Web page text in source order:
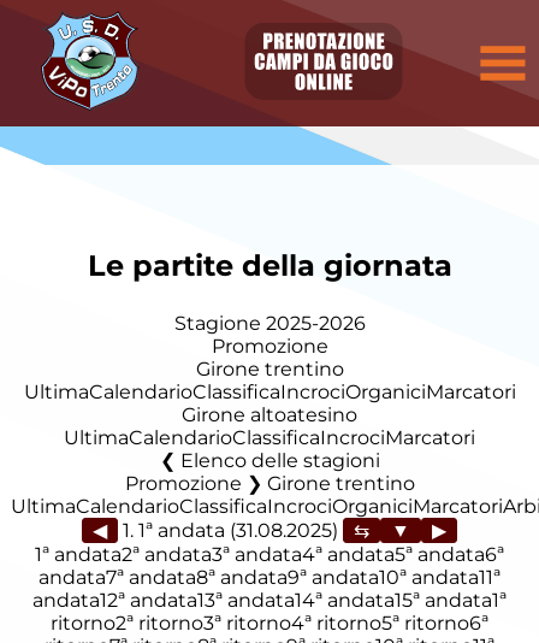
Le partite della giornata
Stagione 2025-2026
Promozione
Girone trentino
UltimaCalendarioClassificaIncrociOrganiciMarcatori
Girone altoatesino
UltimaCalendarioClassificaIncrociMarcatori
Elenco delle stagioni
Promozione ❯ Girone trentino
UltimaCalendarioClassificaIncrociOrganiciMarcatori
◀
1. 1ª andata (31.08.2025)
▶
1ª andata2ª andata3ª andata4ª andata5ª andata6ª
andata7ª andata8ª andata9ª andata10ª andata11ª
andata12ª andata13ª andata14ª andata15ª andata1ª
ritorno2ª ritorno3ª ritorno4ª ritorno5ª ritorno6ª